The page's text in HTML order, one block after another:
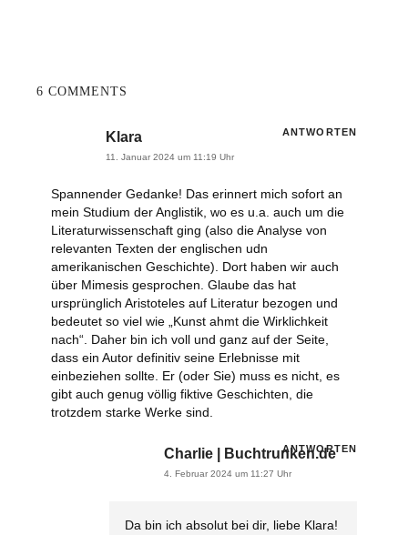
6 COMMENTS
Klara
11. Januar 2024 um 11:19 Uhr
Spannender Gedanke! Das erinnert mich sofort an
mein Studium der Anglistik, wo es u.a. auch um die
Literaturwissenschaft ging (also die Analyse von
relevanten Texten der englischen udn
amerikanischen Geschichte). Dort haben wir auch
über Mimesis gesprochen. Glaube das hat
ursprünglich Aristoteles auf Literatur bezogen und
bedeutet so viel wie „Kunst ahmt die Wirklichkeit
nach“. Daher bin ich voll und ganz auf der Seite,
dass ein Autor definitiv seine Erlebnisse mit
einbeziehen sollte. Er (oder Sie) muss es nicht, es
gibt auch genug völlig fiktive Geschichten, die
trotzdem starke Werke sind.
ANTWORTEN
Charlie | Buchtrunken.de
4. Februar 2024 um 11:27 Uhr
Da bin ich absolut bei dir, liebe Klara!
ANTWORTEN